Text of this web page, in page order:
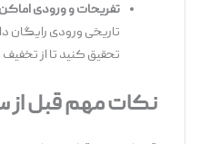
تفریحات و ورودی اماکن:برخی
تاریخی ورودی رایگان دارند،
تحقیق کنید تا از تخفیف ‌ها
نکات مهم قبل از سفر